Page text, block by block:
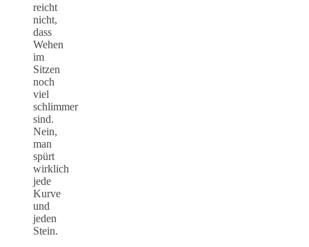
reicht
nicht,
dass
Wehen
im
Sitzen
noch
viel
schlimmer
sind.
Nein,
man
spürt
wirklich
jede
Kurve
und
jeden
Stein.